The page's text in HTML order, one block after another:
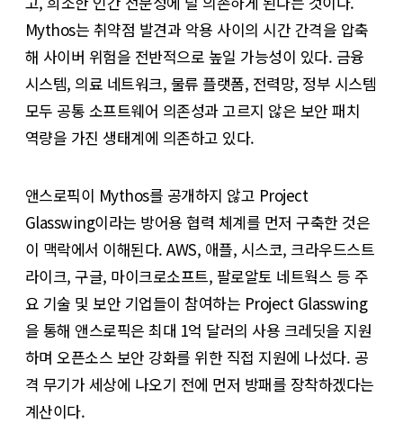
Mythos는 취약점 발견과 악용 사이의 시간 간격을 압축
해 사이버 위험을 전반적으로 높일 가능성이 있다. 금융
시스템, 의료 네트워크, 물류 플랫폼, 전력망, 정부 시스템
모두 공통 소프트웨어 의존성과 고르지 않은 보안 패치
역량을 가진 생태계에 의존하고 있다.
앤스로픽이 Mythos를 공개하지 않고 Project
Glasswing이라는 방어용 협력 체계를 먼저 구축한 것은
이 맥락에서 이해된다. AWS, 애플, 시스코, 크라우드스트
라이크, 구글, 마이크로소프트, 팔로알토 네트웍스 등 주
요 기술 및 보안 기업들이 참여하는 Project Glasswing
을 통해 앤스로픽은 최대 1억 달러의 사용 크레딧을 지원
하며 오픈소스 보안 강화를 위한 직접 지원에 나섰다. 공
격 무기가 세상에 나오기 전에 먼저 방패를 장착하겠다는
계산이다.